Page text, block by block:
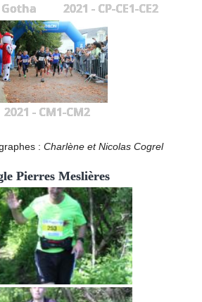
2021 - CP-CE1-CE2
2021 - CM1-CM2
: Charlène et Nicolas Cogrel
Pierres Meslières